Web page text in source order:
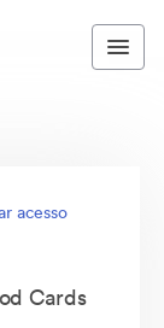
acesso
Cards